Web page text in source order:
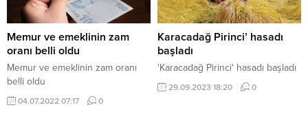
Odası’nın güncel altın fiyatları… 19
Şubat 2024 Pazartesi günü, altın
fiyatlarına dair güncel bilgiler ve
anlık fiyatlar, hem bireysel
yatırımcılar hem...
Memur ve emeklinin zam
oranı belli oldu
Memur ve emeklinin zam oranı
belli oldu
04.07.2022 07:17 0
Karacadağ Pirinci’ hasadı
başladı
'Karacadağ Pirinci' hasadı başladı
29.09.2023 18:20 0